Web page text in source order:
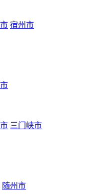
宿州市
三门峡市
随州市